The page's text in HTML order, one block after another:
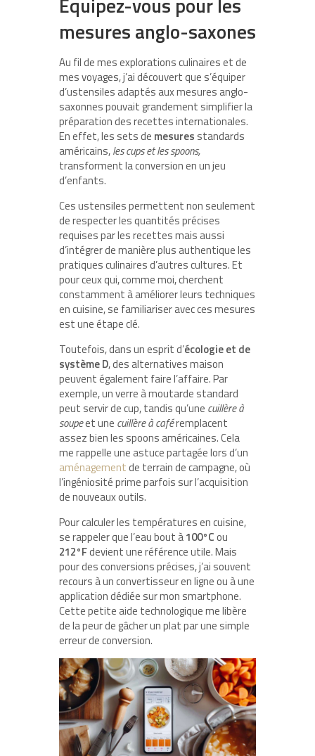
mesures anglo-saxones
Au fil de mes explorations culinaires et de
mes voyages, j’ai découvert que s’équiper
d’ustensiles adaptés aux mesures anglo-
saxonnes pouvait grandement simplifier la
préparation des recettes internationales.
En effet, les sets de mesures standards
américains,les cups et les spoons,
transforment la conversion en un jeu
d’enfants.
Ces ustensiles permettent non seulement
de respecter les quantités précises
requises par les recettes mais aussi
d’intégrer de manière plus authentique les
pratiques culinaires d’autres cultures. Et
pour ceux qui, comme moi, cherchent
constamment à améliorer leurs techniques
en cuisine, se familiariser avec ces mesures
est une étape clé.
Toutefois, dans un esprit d’écologie et de
système D, des alternatives maison
peuvent également faire l’affaire. Par
exemple, un verre à moutarde standard
peut servir de cup, tandis qu’une cuillère à
soupeet une cuillère à caféremplacent
assez bien les spoons américaines. Cela
me rappelle une astuce partagée lors d’un
aménagementde terrain de campagne, où
l’ingéniosité prime parfois sur l’acquisition
de nouveaux outils.
Pour calculer les températures en cuisine,
se rappeler que l’eau bout à100°Cou
212°Fdevient une référence utile. Mais
pour des conversions précises, j’ai souvent
recours à un convertisseur en ligne ou à une
application dédiée sur mon smartphone.
Cette petite aide technologique me libère
de la peur de gâcher un plat par une simple
erreur de conversion.